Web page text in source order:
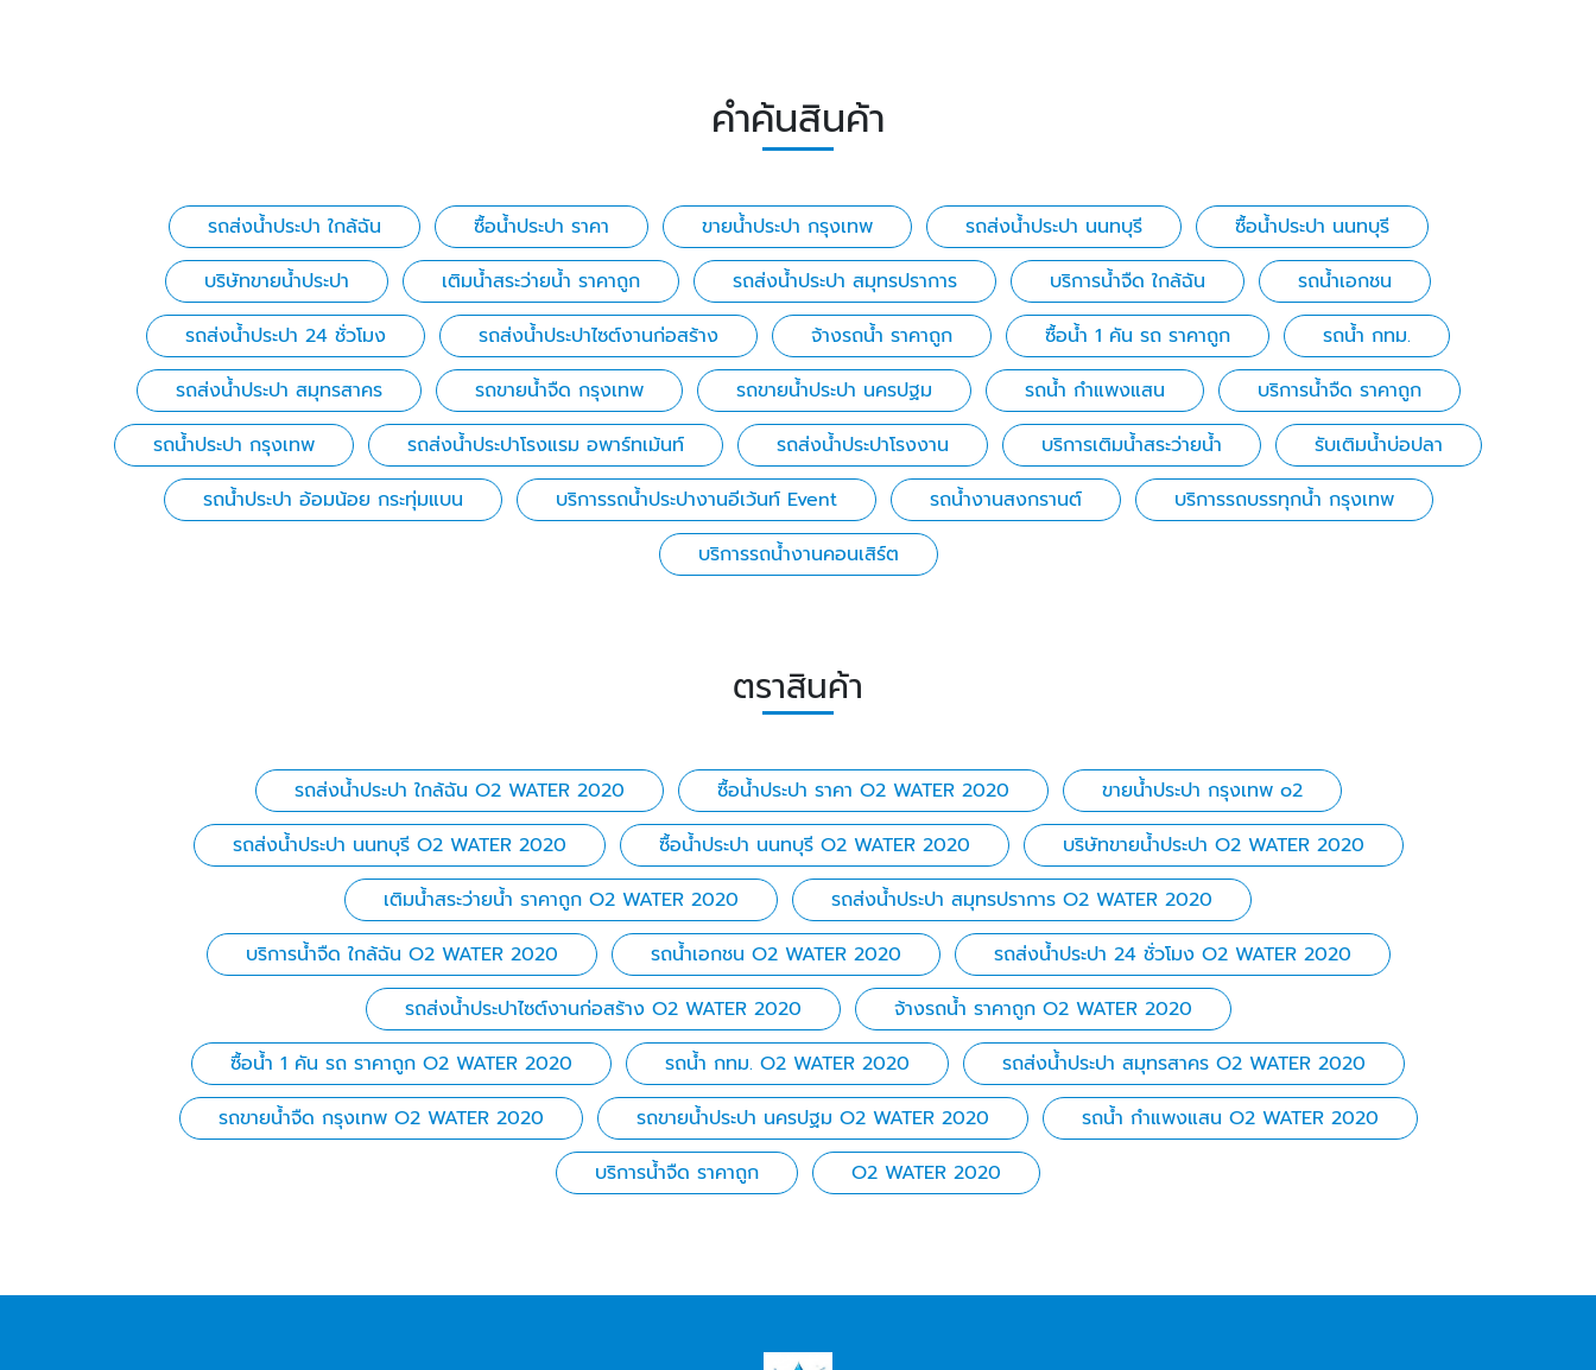
คำค้นสินค้า
รถส่งน้ำประปา ใกล้ฉัน ซื้อน้ำประปา ราคา ขายน้ําประปา กรุงเทพ รถส่งน้ำประปา นนทบุรี
ซื้อน้ำประปา นนทบุรี
บริษัทขายน้ำประปา
เติมน้ำสระว่ายน้ำ ราคาถูก รถส่งน้ำประปา สมุทรปราการ บริการน้ำจืด ใกล้ฉัน
รถน้ำเอกชน
รถส่งน้ำประปา 24 ชั่วโมง
รถส่งน้ำประปาไซต์งานก่อสร้าง จ้างรถน้ำ ราคาถูก ซื้อน้ำ 1 คัน รถ ราคาถูก
รถน้ำ กทม.
รถส่งน้ําประปา สมุทรสาคร
รถขายน้ำจืด กรุงเทพ รถขายน้ำประปา นครปฐม รถน้ำ กำแพงแสน
บริการน้ำจืด ราคาถูก
รถน้ำประปา กรุงเทพ
รถส่งน้ำประปาโรงแรม อพาร์ทเม้นท์ รถส่งน้ำประปาโรงงาน บริการเติมน้ำสระว่ายน้ำ
รับเติมน้ำบ่อปลา
รถน้ำประปา อ้อมน้อย กระทุ่มแบน
บริการรถน้ำประปางานอีเว้นท์ Event รถน้ำงานสงกรานต์
บริการรถบรรทุกน้ำ กรุงเทพ
บริการรถน้ำงานคอนเสิร์ต
ตราสินค้า
รถส่งน้ำประปา ใกล้ฉัน O2 WATER 2020 ซื้อน้ำประปา ราคา O2 WATER 2020
ขายน้ําประปา กรุงเทพ o2
รถส่งน้ำประปา นนทบุรี O2 WATER 2020
ซื้อน้ำประปา นนทบุรี O2 WATER 2020
บริษัทขายน้ำประปา O2 WATER 2020
เติมน้ำสระว่ายน้ำ ราคาถูก O2 WATER 2020
รถส่งน้ำประปา สมุทรปราการ O2 WATER 2020
บริการน้ำจืด ใกล้ฉัน O2 WATER 2020
รถน้ำเอกชน O2 WATER 2020
รถส่งน้ำประปา 24 ชั่วโมง O2 WATER 2020
รถส่งน้ำประปาไซต์งานก่อสร้าง O2 WATER 2020
จ้างรถน้ำ ราคาถูก O2 WATER 2020
ซื้อน้ำ 1 คัน รถ ราคาถูก O2 WATER 2020
รถน้ำ กทม. O2 WATER 2020
รถส่งน้ําประปา สมุทรสาคร O2 WATER 2020
รถขายน้ำจืด กรุงเทพ O2 WATER 2020
รถขายน้ำประปา นครปฐม O2 WATER 2020
รถน้ำ กำแพงแสน O2 WATER 2020
บริการน้ำจืด ราคาถูก
O2 WATER 2020